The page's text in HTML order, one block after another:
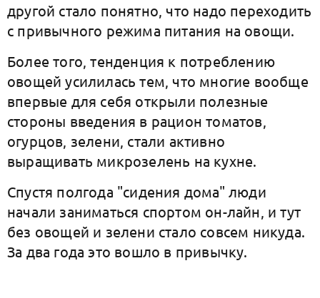
другой стало понятно, что надо переходить
с привычного режима питания на овощи.
Более того, тенденция к потреблению
овощей усилилась тем, что многие вообще
впервые для себя открыли полезные
стороны введения в рацион томатов,
огурцов, зелени, стали активно
выращивать микрозелень на кухне.
Спустя полгода "сидения дома" люди
начали заниматься спортом он-лайн, и тут
без овощей и зелени стало совсем никуда.
За два года это вошло в привычку.